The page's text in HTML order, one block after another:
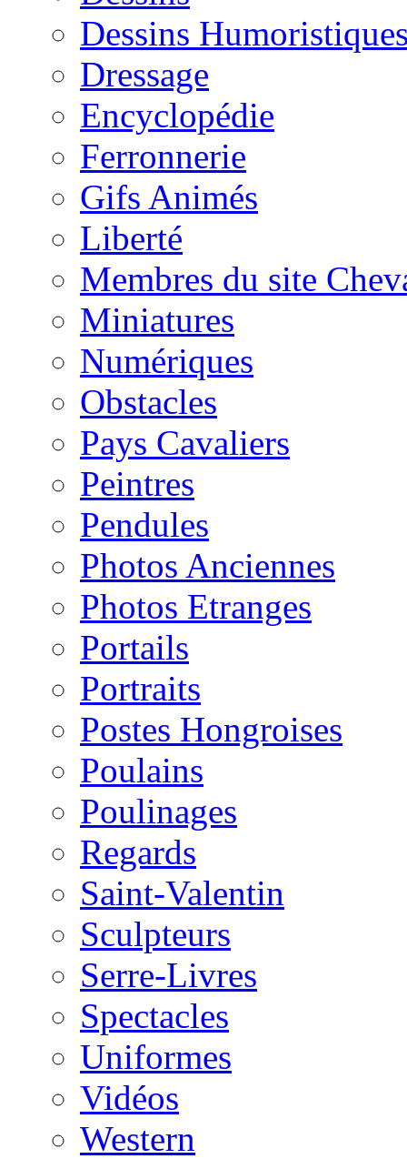
Dessins
Dressage
Encyclopédie
Ferronnerie
Gifs Animés
Liberté
Membres du site
Miniatures
Numériques
Obstacles
Pays Cavaliers
Peintres
Pendules
Photos Anciennes
Photos Etranges
Portails
Portraits
Postes Hongroises
Poulains
Poulinages
Regards
Saint-Valentin
Sculpteurs
Serre-Livres
Spectacles
Uniformes
Vidéos
Western